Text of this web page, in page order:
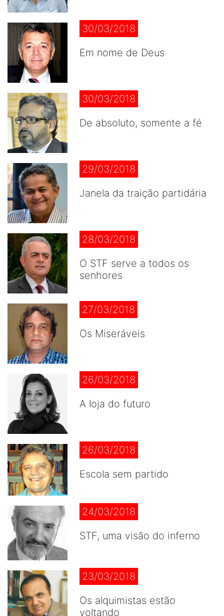
30/03/2018
Em nome de Deus
30/03/2018
De absoluto, somente a fé
29/03/2018
Janela da traição partidária
28/03/2018
O STF serve a todos os
senhores
27/03/2018
Os Miseráveis
26/03/2018
A loja do futuro
26/03/2018
Escola sem partido
24/03/2018
STF, uma visão do inferno
23/03/2018
Os alquimistas estão
voltando